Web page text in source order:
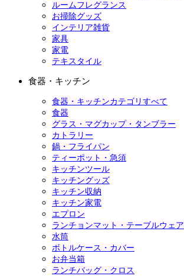
ルームフレグランス
お掃除グッズ
インテリア雑貨
家具
家電
テキスタイル
食器・キッチン
食器・キッチンカテゴリすべて
食器
グラス・マグカップ・タンブラー
カトラリー
鍋・フライパン
ティーポット・急須
キッチンツール
キッチングッズ
キッチン収納
キッチン家電
エプロン
ランチョンマット・テーブルウェア
水筒
ボトルケース・カバー
お弁当箱
ランチバッグ・クロス